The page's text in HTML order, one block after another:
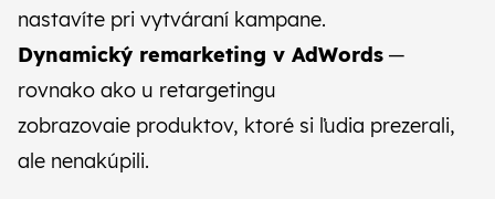
nastavíte pri vytváraní kampane.
Dynamický remarketing v AdWords —
rovnako ako u retargetingu
zobrazovaie produktov, ktoré si ľudia prezerali,
ale nenakúpili.